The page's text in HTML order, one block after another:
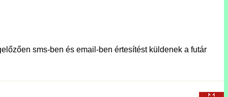
sms-ben és email-ben értesítést küldenek a futár